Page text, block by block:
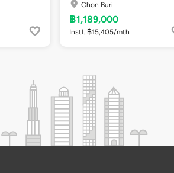
Chon Buri
฿1,189,000
Instl. ฿15,405/mth